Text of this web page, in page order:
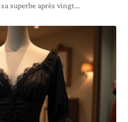
superbe après vingt…